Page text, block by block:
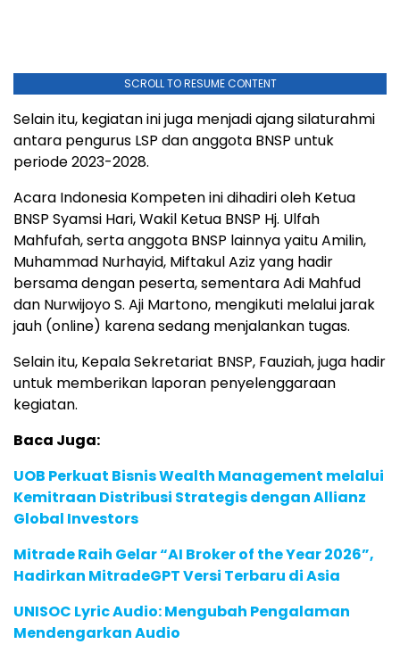
SCROLL TO RESUME CONTENT
Selain itu, kegiatan ini juga menjadi ajang silaturahmi
antara pengurus LSP dan anggota BNSP untuk
periode 2023-2028.
Acara Indonesia Kompeten ini dihadiri oleh Ketua
BNSP Syamsi Hari, Wakil Ketua BNSP Hj. Ulfah
Mahfufah, serta anggota BNSP lainnya yaitu Amilin,
Muhammad Nurhayid, Miftakul Aziz yang hadir
bersama dengan peserta, sementara Adi Mahfud
dan Nurwijoyo S. Aji Martono, mengikuti melalui jarak
jauh (online) karena sedang menjalankan tugas.
Selain itu, Kepala Sekretariat BNSP, Fauziah, juga hadir
untuk memberikan laporan penyelenggaraan
kegiatan.
Baca Juga:
UOB Perkuat Bisnis Wealth Management melalui
Kemitraan Distribusi Strategis dengan Allianz
Global Investors
Mitrade Raih Gelar “AI Broker of the Year 2026”,
Hadirkan MitradeGPT Versi Terbaru di Asia
UNISOC Lyric Audio: Mengubah Pengalaman
Mendengarkan Audio